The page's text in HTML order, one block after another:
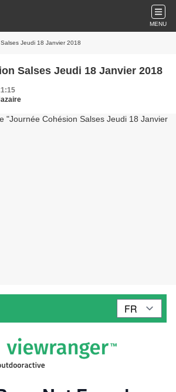
MENU
Jeudi 18 Janvier 2018
Salses Jeudi 18 Janvier 2018